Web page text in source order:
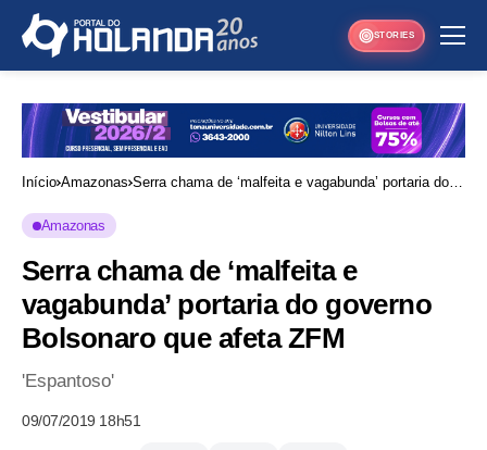
STORIES
Início Amazonas Serra chama de ‘malfeita e vagabunda’ portaria do
Amazonas
Serra chama de ‘malfeita e
vagabunda’ portaria do governo
Bolsonaro que afeta ZFM
'Espantoso'
09/07/2019 18h51